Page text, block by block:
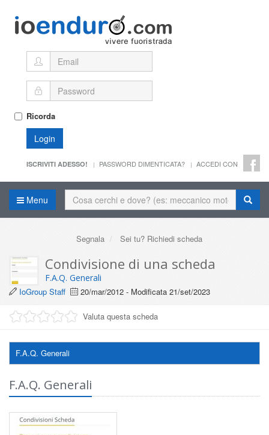
Ricorda
Login
ISCRIVITI ADESSO! PASSWORD DIMENTICATA? ACCEDI CON
Menu
Segnala Sei tu? Richiedi scheda
Condivisione di una scheda
F.A.Q. Generali
IoGroup Staff
20/mar/2012 - Modificata 21/set/2023
Valuta questa scheda
F.A.Q. Generali
F.A.Q. Generali